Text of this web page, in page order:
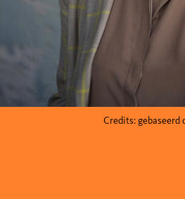
Credits: gebaseerd